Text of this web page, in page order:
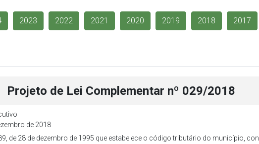
2023 2022 2021 2020 2019 2018 2017
Projeto de Lei Complementar nº 029/2018
de 2018
de 28 de dezembro de 1995 que estabelece o código tributário do município,